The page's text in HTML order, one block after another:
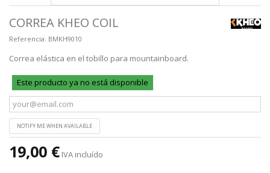
CORREA KHEO COIL
Referencia: BMKH9010
Correa elástica en el tobillo para mountainboard.
Este producto ya no está disponible
NOTIFY ME WHEN AVAILABLE
19,00 € IVA incluído